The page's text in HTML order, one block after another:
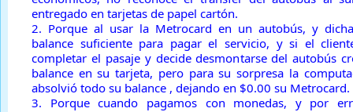
entregado en tarjetas de papel cartón.
2. Porque al usar la Metrocard en un autobús, y
balance suficiente para pagar el servicio, y si el
completar el pasaje y decide desmontarse del autobús
balance en su tarjeta, pero para su sorpresa la
absolvió todo su balance , dejando en $0.00 su Metrocard.
3. Porque cuando pagamos con monedas, y por